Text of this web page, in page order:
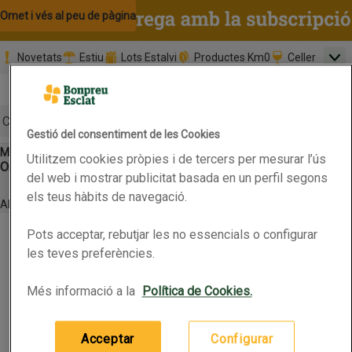
Omet i vés al contingut
Omet i vés a la cerca
Omet i vés al peu de pàgina
Novetats Estiu Lots Estalvi Productes Km0 Celler
Promoció clients nous
Botó del menú principal
Motxilles escolars i bosses Bosses portaberenar
Ordena Obre-ho per veure una llista de les opcions d'ordenació
Primer els
preferits
FiltraMarques Característiques
Altres
COOK CONCEPT Carmanyola infantil per pintar
(4,95 € per article)
Afegeix
Gestió del consentiment de les Cookies
Utilitzem cookies pròpies i de tercers per mesurar l’ús
del web i mostrar publicitat basada en un perfil segons
els teus hàbits de navegació.
Pots acceptar, rebutjar les no essencials o configurar
les teves preferències.
Més informació a la Política de Cookies.
Configurar
Acceptar